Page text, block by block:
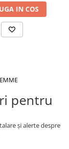
IN COS
pentru
și alerte despre